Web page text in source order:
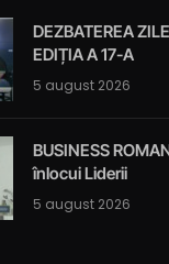
DEZBATEREA
EDIȚIA A 17-A
5 august 2026
BUSINESS
înlocui Liderii
5 august 2026